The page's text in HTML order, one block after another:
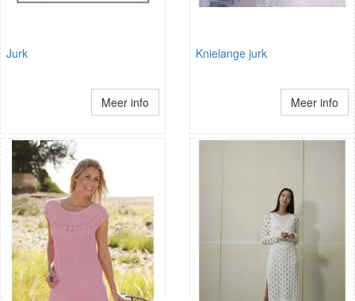
Jurk
Meer info
Knielange jurk
Meer info